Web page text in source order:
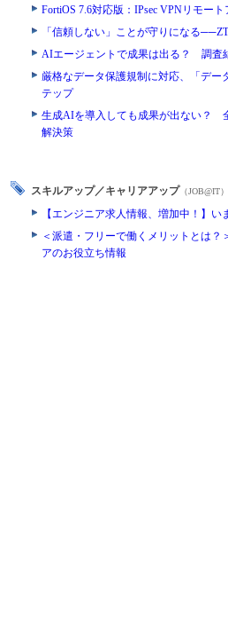
FortiOS 7.6対応版：IPsec VPNリモー
「信頼しない」ことが守りになる
AIエージェントで成果は出る？ 調査
厳格なデータ保護規制に対応、「デー
テップ
生成AIを導入しても成果が出ない？
解決策
スキルアップ／キャリアアップ （JOB@IT）
【エンジニア求人情報、増加中！】
＜派遣・フリーで働くメリットとは
アのお役立ち情報